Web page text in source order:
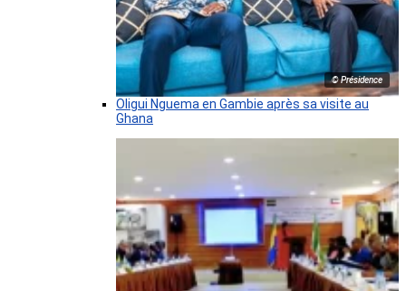
© Présidence
Oligui Nguema en Gambie après sa visite au
Ghana